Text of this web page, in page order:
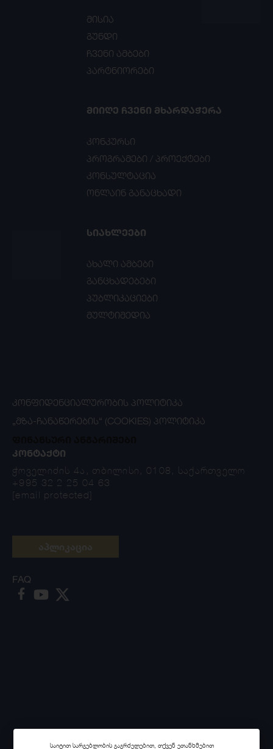
მისია
გუნდი
ჩვენი ამბები
პარტნიორები
ᲛᲘᲘᲦᲔ ᲩᲕᲔᲜᲘ ᲛᲮᲐᲠᲓᲐᲭᲔᲠᲐ
კონკურსი
პროგრამები / პროექტები
კონსულტაცია
ონლაინ განაცხადი
ᲡᲘᲐᲮᲚᲔᲔᲑᲘ
ახალი ამბები
განცხადებები
პუბლიკაციები
მულტიმედია
ᲙᲝᲜᲤᲘᲓᲔᲜᲪᲘᲐᲚᲣᲠᲝᲑᲘᲡ ᲞᲝᲚᲘᲢᲘᲙᲐ
„ᲛᲖᲐ-ᲩᲐᲜᲐᲬᲔᲠᲔᲑᲘᲡ“ (COOKIES) ᲞᲝᲚᲘᲢᲘᲙᲐ
ᲙᲝᲜᲢᲐᲥᲢᲘ
ჭოველიძის 4ა, თბილისი, 0108, საქართველო
+995 32 2 25 04 63
[email protected]
FAQ
საიტით სარგებლობის გაგრძელებით, თქვენ ეთანხმებით